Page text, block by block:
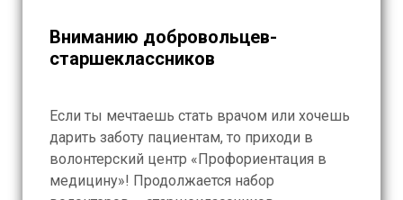
Вниманию добровольцев-
старшеклассников
Если ты мечтаешь стать врачом или хочешь
дарить заботу пациентам, то приходи в
волонтерский центр «Профориентация в
медицину»! Продолжается набор